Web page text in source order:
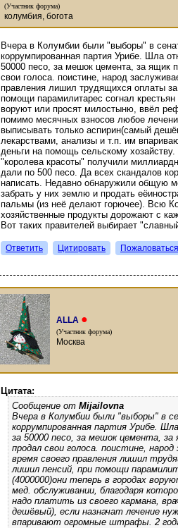
(Участник форума)
колумбия, богота
Вчера в Колумбии были "выборы" в
коррумпированная партия Урибе. Шла
50000 песо, за мешок цемента, за ящик
свои голоса. поистине, народ
правления лишил трудящихcя оплаты
помощи парамилитарес согнал
воруют или просят милостыню, ввёл
помимо месячных взносов любое
выписывать только аспирин(самый
лекарствами, анализы и т.п. им
деньги на помощь сельскому
"королева красоты" получили
дали по 500 песо. Да всех скандалов
написать. Недавно обнаружили общую
забрать у них землю и продать
пальмы (из неё делают горючее). Всю
хозяйственные продукты дорожают с
Вот таких правителей выбирает
Ответить Цитировать Пожаловаться
ALLA ●
(Участник форума)
Москва
Цитата:
Сообщение от Mijailovna
Вчера в Колумбии были "выборы" в
коррумпированная партия Урибе.
за 50000 песо, за мешок цемента,
продал свои голоса. поистине,
время своего правления лишил
лишил пенсий, при помощи
(4000000)они теперь в городах
мед. обслуживании, благодаря
надо платить из своего кармана,
дешёвый), если назначат лечение
впаривают огромные штрафы. 2